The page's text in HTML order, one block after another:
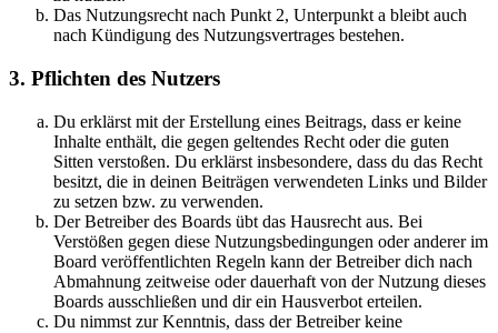
Das Nutzungsrecht nach Punkt 2, Unterpunkt a bleibt auch
nach Kündigung des Nutzungsvertrages bestehen.
3. Pflichten des Nutzers
Du erklärst mit der Erstellung eines Beitrags, dass er keine
Inhalte enthält, die gegen geltendes Recht oder die guten
Sitten verstoßen. Du erklärst insbesondere, dass du das Recht
besitzt, die in deinen Beiträgen verwendeten Links und Bilder
zu setzen bzw. zu verwenden.
Der Betreiber des Boards übt das Hausrecht aus. Bei
Verstößen gegen diese Nutzungsbedingungen oder anderer im
Board veröffentlichten Regeln kann der Betreiber dich nach
Abmahnung zeitweise oder dauerhaft von der Nutzung dieses
Boards ausschließen und dir ein Hausverbot erteilen.
Du nimmst zur Kenntnis, dass der Betreiber keine